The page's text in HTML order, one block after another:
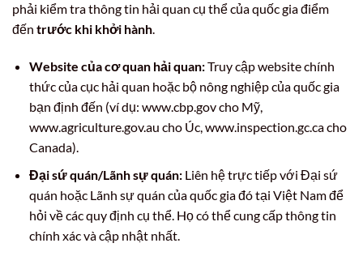
phải kiểm tra thông tin hải quan cụ thể của quốc gia điểm
đến trước khi khởi hành.
Website của cơ quan hải quan:Truy cập website chính
thức của cục hải quan hoặc bộ nông nghiệp của quốc gia
bạn định đến (ví dụ: www.cbp.gov cho Mỹ,
www.agriculture.gov.au cho Úc, www.inspection.gc.ca cho
Canada).
Đại sứ quán/Lãnh sự quán:Liên hệ trực tiếp với Đại sứ
quán hoặc Lãnh sự quán của quốc gia đó tại Việt Nam để
hỏi về các quy định cụ thể. Họ có thể cung cấp thông tin
chính xác và cập nhật nhất.